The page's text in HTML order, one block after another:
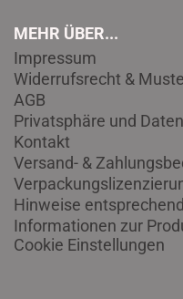
MEHR ÜBER...
Impressum
Widerrufsrecht &
AGB
Privatsphäre und
Kontakt
Versand- &
Hinweise
Informationen zur
Cookie Einstellungen